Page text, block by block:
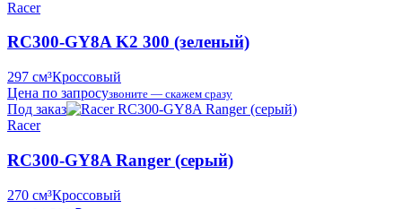
Racer
RC300-GY8A K2 300 (зеленый)
297 см³Кроссовый
Цена по запросузвоните — скажем сразу
Под заказ
Racer
RC300-GY8A Ranger (серый)
270 см³Кроссовый